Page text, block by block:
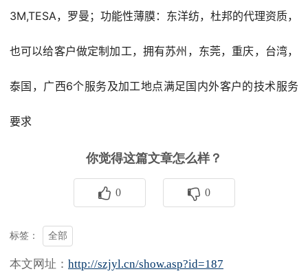
3M,TESA，罗曼；功能性薄膜：东洋纺，杜邦的代理资质，
也可以给客户做定制加工，拥有苏州，东莞，重庆，台湾，
泰国，广西6个服务及加工地点满足国内外客户的技术服务
要求
你觉得这篇文章怎么样？
0 0
标签： 全部
本文网址： http://szjyl.cn/show.asp?id=187